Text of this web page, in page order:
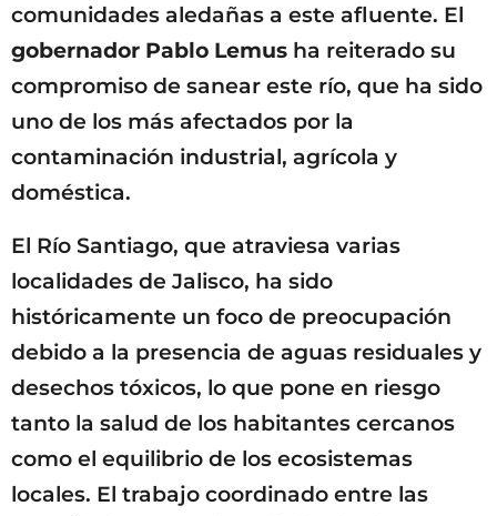
comunidades aledañas a este afluente. El
gobernador Pablo Lemus ha reiterado su
compromiso de sanear este río, que ha sido
uno de los más afectados por la
contaminación industrial, agrícola y
doméstica.
El Río Santiago, que atraviesa varias
localidades de Jalisco, ha sido
históricamente un foco de preocupación
debido a la presencia de aguas residuales y
desechos tóxicos, lo que pone en riesgo
tanto la salud de los habitantes cercanos
como el equilibrio de los ecosistemas
locales. El trabajo coordinado entre las